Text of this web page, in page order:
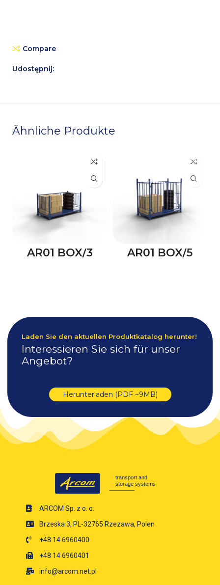
Compare
Udostępnij:
Ähnliche Produkte
AR01 BOX/3 AR01 BOX/5
Laden Sie den aktuellen Produktkatalog herunter!
Interessieren Sie sich für unser
Angebot?
Herunterladen (PDF ~9MB)
ARCOM Sp. z o. o.
Brzeska 3, PL-32765 Rzezawa, Polen
+48 14 6960400
+48 14 6960401
info@arcom.net.pl